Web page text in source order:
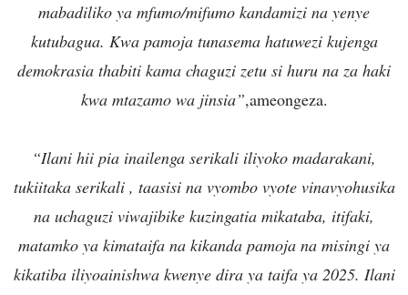
mabadiliko ya mfumo/mifumo kandamizi na yenye
kutubagua. Kwa pamoja tunasema hatuwezi kujenga
demokrasia thabiti kama chaguzi zetu si huru na za haki
kwa mtazamo wa jinsia”,ameongeza.
“Ilani hii pia inailenga serikali iliyoko madarakani,
tukiitaka serikali , taasisi na vyombo vyote vinavyohusika
na uchaguzi viwajibike kuzingatia mikataba, itifaki,
matamko ya kimataifa na kikanda pamoja na misingi ya
kikatiba iliyoainishwa kwenye dira ya taifa ya 2025. Ilani